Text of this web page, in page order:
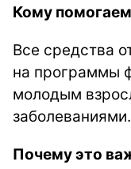
Кому
Все средства
на программы
молодым
заболеваниями.
Почему это